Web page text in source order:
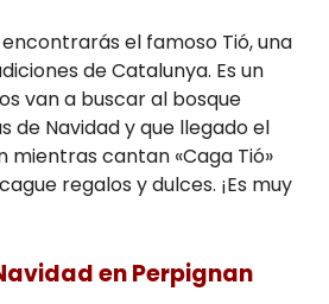
el famoso Tió, una
de Catalunya. Es un
van a buscar al bosque
de Navidad y que llegado el
cantan «Caga Tió»
regalos y dulces. ¡Es muy
en Perpignan